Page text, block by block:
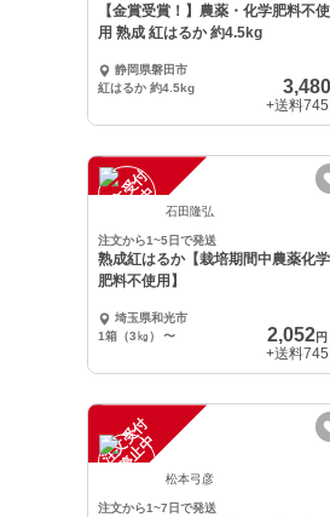
【金賞受賞！】農薬・化学肥料不使
用 熟成 紅はるか 約4.5kg
静岡県磐田市
紅はるか 約4.5kg
3,480
+送料745
注
文
受
付
停
止
中 石田隆弘
注文から1~5日で発送
熟成紅はるか【栽培期間中農薬化学
肥料不使用】
埼玉県和光市
1箱（3㎏）
〜 2,052円
+送料745
注
文
受
付
停
止
中
松本弓彦
注文から1~7日で発送